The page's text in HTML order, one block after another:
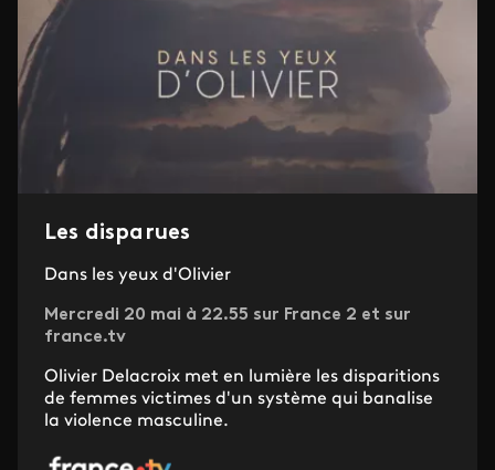
Les disparues
Dans les yeux d'Olivier
Mercredi 20 mai à 22.55 sur France 2 et sur
france.tv
Olivier Delacroix met en lumière les disparitions
de femmes victimes d'un système qui banalise
la violence masculine.